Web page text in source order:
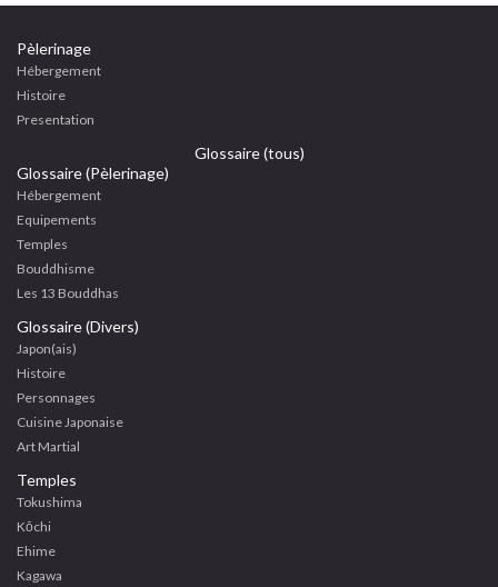
Pèlerinage
Hébergement
Histoire
Presentation
Glossaire (tous)
Glossaire (Pèlerinage)
Hébergement
Equipements
Temples
Bouddhisme
Les 13 Bouddhas
Glossaire (Divers)
Japon(ais)
Histoire
Personnages
Cuisine Japonaise
Art Martial
Temples
Tokushima
Kōchi
Ehime
Kagawa